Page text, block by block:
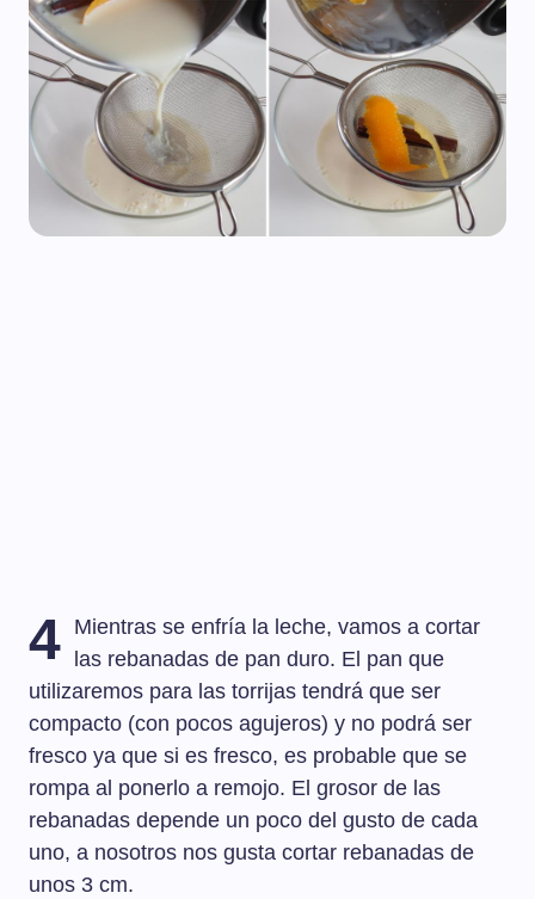
4 Mientras se enfría la leche, vamos a cortar
las rebanadas de pan duro. El pan que
utilizaremos para las torrijas tendrá que ser
compacto (con pocos agujeros) y no podrá ser
fresco ya que si es fresco, es probable que se
rompa al ponerlo a remojo. El grosor de las
rebanadas depende un poco del gusto de cada
uno, a nosotros nos gusta cortar rebanadas de
unos 3 cm.